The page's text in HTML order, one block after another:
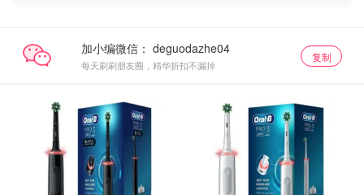
加小编微信：
每天刷刷朋友圈，精华折扣不漏掉
复制